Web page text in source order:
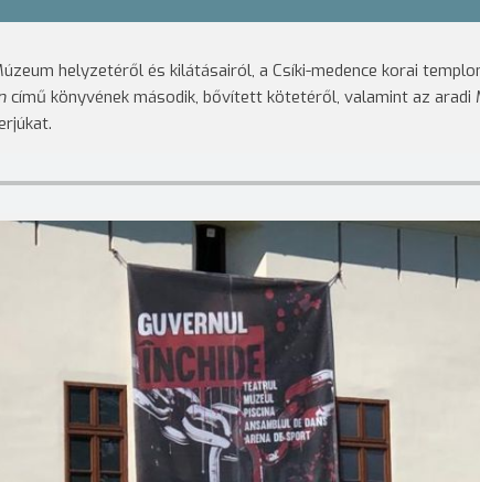
helyzetéről és kilátásairól, a Csíki-medence korai
című könyvének második, bővített kötetéről, valamint az aradi